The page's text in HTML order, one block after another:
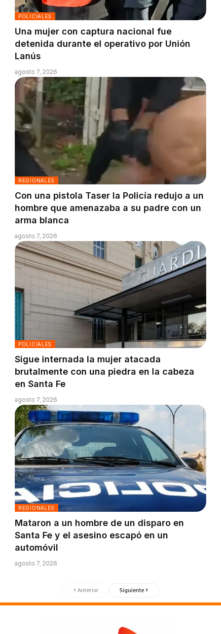
POLICIALES
Una mujer con captura nacional fue
detenida durante el operativo por Unión
Lanús
agosto 7, 2026
REGIONALES
Con una pistola Taser la Policía redujo a un
hombre que amenazaba a su padre con un
arma blanca
agosto 7, 2026
POLICIALES
Sigue internada la mujer atacada
brutalmente con una piedra en la cabeza
en Santa Fe
agosto 7, 2026
REGIONALES
Mataron a un hombre de un disparo en
Santa Fe y el asesino escapó en un
automóvil
agosto 7, 2026
Anterior Siguiente